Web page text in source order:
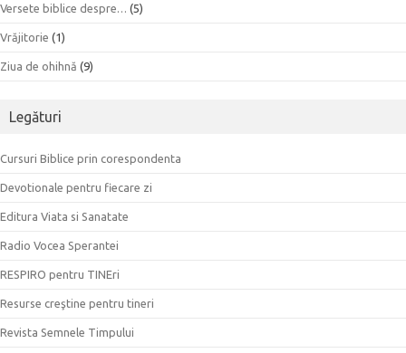
Versete biblice despre… (5)
Vrăjitorie (1)
Ziua de ohihnă (9)
Legături
Cursuri Biblice prin corespondenta
Devotionale pentru fiecare zi
Editura Viata si Sanatate
Radio Vocea Sperantei
RESPIRO pentru TINEri
Resurse creştine pentru tineri
Revista Semnele Timpului